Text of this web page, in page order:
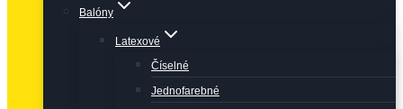
Balóny
Latexové
Číselné
Jednofarebné